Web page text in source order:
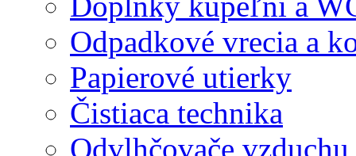
Odpadkové vrecia a
Papierové utierky
Čistiaca technika
Odvlhčovače vzduchu